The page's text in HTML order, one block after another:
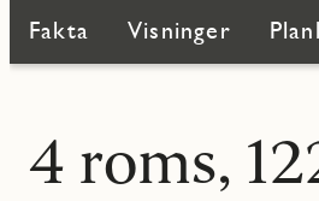
Fakta Visninger
4 roms,